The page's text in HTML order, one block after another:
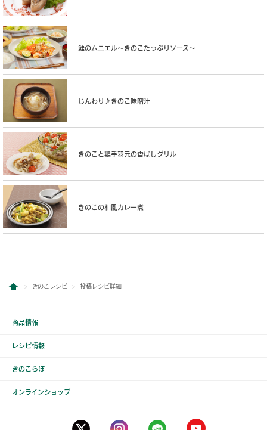
鮭のムニエル〜きのこたっぷりソース〜
じんわり♪きのこ味噌汁
きのこと鶏手羽元の香ばしグリル
きのこの和風カレー煮
きのこレシピ 投稿レシピ詳細
商品情報
レシピ情報
きのこらぼ
オンラインショップ